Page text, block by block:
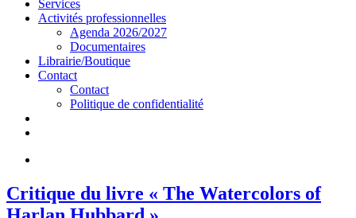
Services
Activités professionnelles
Agenda 2026/2027
Documentaires
Librairie/Boutique
Contact
Contact
Politique de confidentialité
Critique du livre « The Watercolors of